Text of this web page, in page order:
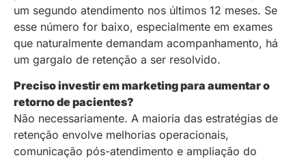
um segundo atendimento nos últimos 12 meses. Se
esse número for baixo, especialmente em exames
que naturalmente demandam acompanhamento, há
um gargalo de retenção a ser resolvido.
Preciso investir em marketing para aumentar o
retorno de pacientes?
Não necessariamente. A maioria das estratégias de
retenção envolve melhorias operacionais,
comunicação pós-atendimento e ampliação do